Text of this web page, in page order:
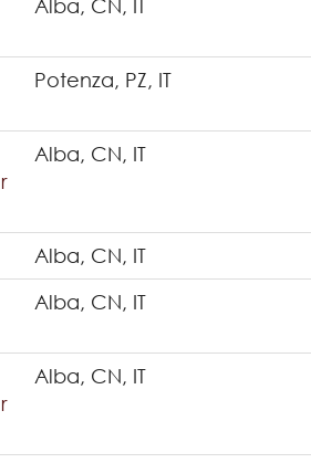
Alba, CN, IT
Potenza, PZ, IT
Alba, CN, IT
Alba, CN, IT
Alba, CN, IT
Alba, CN, IT